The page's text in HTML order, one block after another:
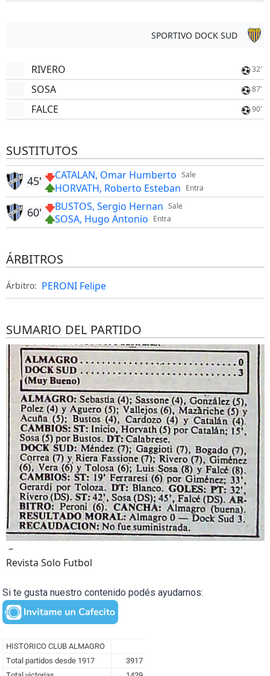
SPORTIVO DOCK SUD
RIVERO 32'
SOSA 87'
FALCE 90'
SUSTITUTOS
Sale
CATALAN, Omar Humberto
Entra
HORVATH, Roberto Esteban
45'
Sale
BUSTOS, Sergio Hernan
Entra
SOSA, Hugo Antonio
60'
ÁRBITROS
Árbitro: PERONI Felipe
SUMARIO DEL PARTIDO
–
Revista Solo Futbol
Si te gusta nuestro contenido podés ayudarnos: